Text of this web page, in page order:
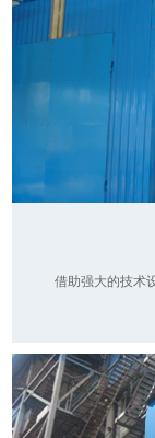
借助强大的技术